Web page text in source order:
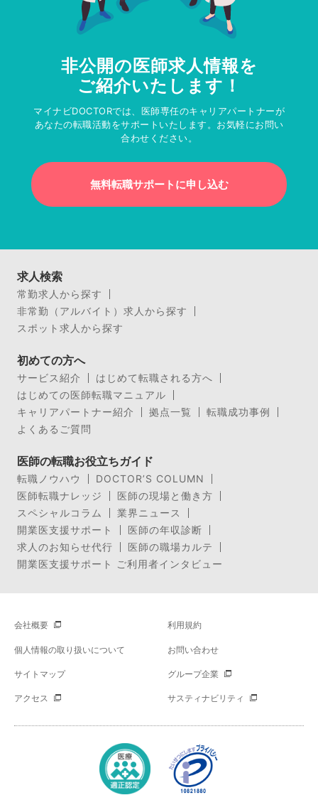
非公開の医師求人情報を
ご紹介いたします！
マイナビDOCTORでは、医師専任のキャリアパートナーが
あなたの転職活動をサポートいたします。お気軽にお問い
合わせください。
無料転職サポートに申し込む
求人検索
常勤求人から探す
非常勤（アルバイト）求人から探す
スポット求人から探す
初めての方へ
サービス紹介
はじめて転職される方へ
はじめての医師転職マニュアル
キャリアパートナー紹介
拠点一覧
転職成功事例
よくあるご質問
医師の転職お役立ちガイド
転職ノウハウ
DOCTOR’S COLUMN
医師転職ナレッジ
医師の現場と働き方
スペシャルコラム
業界ニュース
開業医支援サポート
医師の年収診断
求人のお知らせ代行
医師の職場カルテ
開業医支援サポート ご利用者インタビュー
会社概要 利用規約
個人情報の取り扱いについて お問い合わせ
サイトマップ グループ企業
アクセス サスティナビリティ